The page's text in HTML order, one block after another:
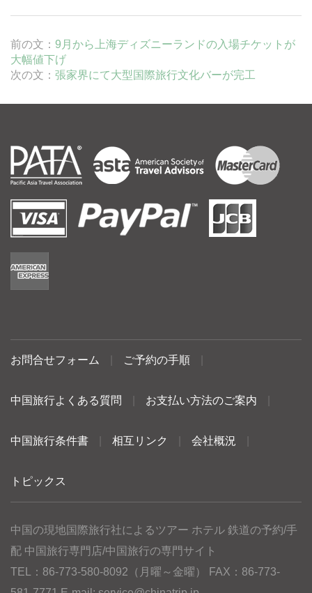
前の文： 9月から上海ディズニーランドの入場チケットが
大幅値下げ
次の文： 張家界にて大型国際旅行文化バーが完工
お問合せフォーム ご予約の手順
中国旅行よくある質問 お支払い方法のご案内
中国旅行条件書 相互リンク 会社概況
トピックス
中国の現地国際旅行社によるツアー ホテル 鉄道の予約/手
配 中国旅行専門店/中国旅行の専門サイト
TEL：86-773-580-8092（月曜～金曜） FAX：86-773-